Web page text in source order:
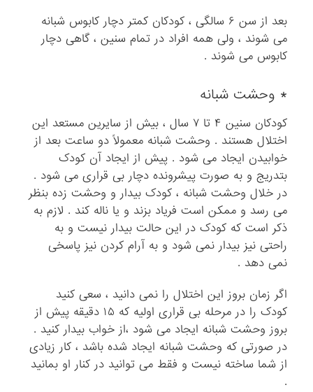
بعد از سن ۶ سالگی ، کودکان کمتر دچار کابوس شبانه
می شوند ، ولی همه افراد در تمام سنین ، گاهی دچار
کابوس می شوند .
* وحشت شبانه
کودکان سنین ۴ تا ۷ سال ، بیش از سایرین مستعد این
اختلال هستند . وحشت شبانه معمولاً دو ساعت بعد از
خوابیدن ایجاد می شود . پیش از ایجاد آن کودک
بتدریج و به صورت پیشرونده دچار بی قراری می شود .
در خلال وحشت شبانه ، کودک بیدار و وحشت زده بنظر
می رسد و ممکن است فریاد بزند و یا ناله کند . لازم به
ذکر است که کودک در این حالت بیدار نیست و به
راحتی نیز بیدار نمی شود و به آرام کردن نیز پاسخی
نمی دهد .
اگر زمان بروز این اختلال را نمی دانید ، سعی کنید
کودک را در مرحله بی قراری اولیه که ۱۵ دقیقه پیش از
بروز وحشت شبانه ایجاد می شود ،‌از خواب بیدار کنید .
در صورتی که وحشت شبانه ایجاد شده باشد ، کار زیادی
از شما ساخته نیست و فقط می توانید در کنار او بمانید
.